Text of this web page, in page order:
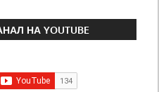
НА YOUTUBE